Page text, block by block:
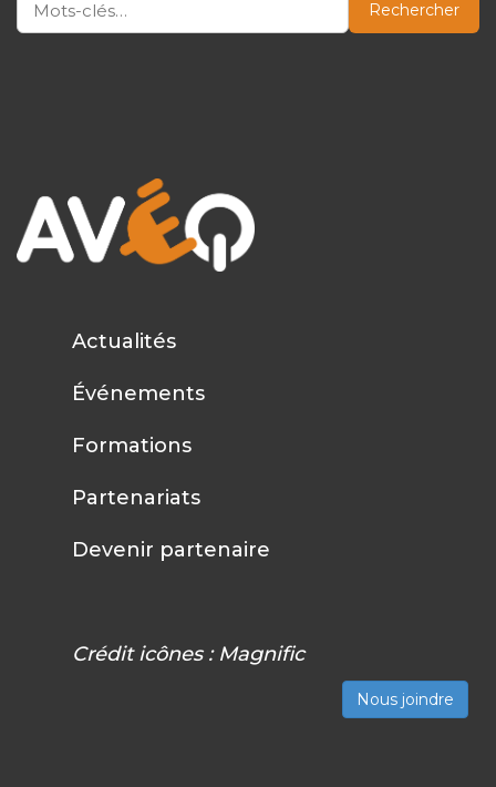
Rechercher
Actualités
Événements
Formations
Partenariats
Devenir partenaire
Crédit icônes : Magnific
Nous joindre